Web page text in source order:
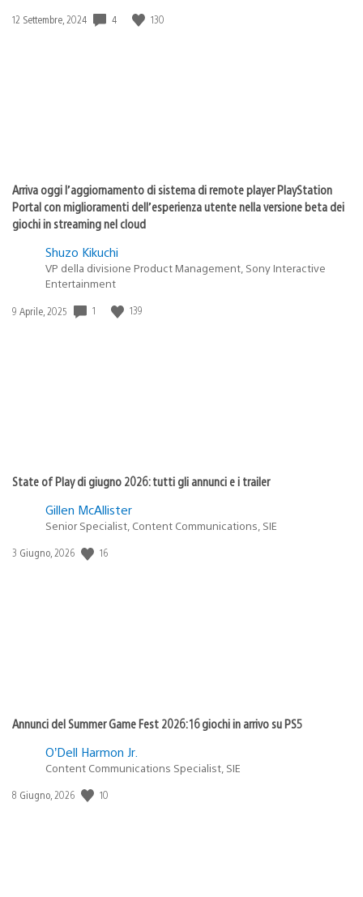
Data
12 Settembre, 2024 4 130
Arriva oggi l’aggiornamento di sistema di remote player PlayStation
Portal con miglioramenti dell’esperienza utente nella versione beta dei
giochi in streaming nel cloud
Shuzo Kikuchi
VP della divisione Product Management, Sony Interactive
Entertainment
Data
9 Aprile, 2025 1 139
State of Play di giugno 2026: tutti gli annunci e i trailer
Gillen McAllister
Senior Specialist, Content Communications, SIE
Data
3 Giugno, 2026 16
Annunci del Summer Game Fest 2026: 16 giochi in arrivo su PS5
O’Dell Harmon Jr.
Content Communications Specialist, SIE
Data
8 Giugno, 2026 10